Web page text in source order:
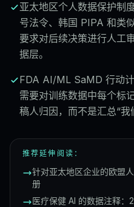
亚太地区个人数据保护制
号法令、韩国 PIPA 和类
要求对后续决策进行人工
据层。
FDA AI/ML SaMD 行动
需要对训练数据中每个标
稿人归因，而不是汇总“我
推荐延伸阅读：
针对亚太地区企业的欧盟
册
医疗保健 AI 的数据注释：